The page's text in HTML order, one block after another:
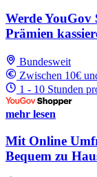
Werde
Prämien
Bundesweit
Zwischen 10€
1 - 10 Stunden
mehr lesen
Mit Online
Bequem zu